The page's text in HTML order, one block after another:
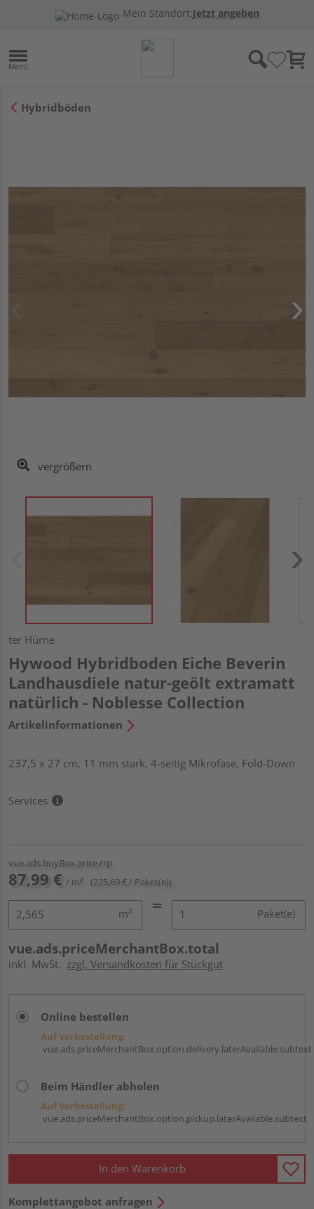
Mein Standort:Jetzt angeben
Hybridböden
vergrößern
ter Hürne
Hywood Hybridboden Eiche Beverin
Landhausdiele natur-geölt extramatt
natürlich - Noblesse Collection
Artikelinformationen
237,5 x 27 cm, 11 mm stark, 4-seitig Mikrofase, Fold-Down
Services
vue.ads.buyBox.price.rrp
87,99 € / m² (225,69 € / Paket(e))
m² Paket(e)
vue.ads.priceMerchantBox.total
inkl. MwSt. zzgl. Versandkosten für Stückgut
Online bestellen
Auf Vorbestellung:
vue.ads.priceMerchantBox.option.delivery.laterAvailable.subtext
Beim Händler abholen
Auf Vorbestellung:
vue.ads.priceMerchantBox.option.pickup.laterAvailable.subtext
In den Warenkorb
Komplettangebot anfragen